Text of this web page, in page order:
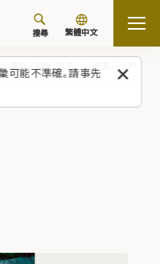
可能不準確。請事先
搜尋 繁體中文